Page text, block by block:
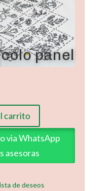
panel
carrito
via WhatsApp
asesoras
de deseos